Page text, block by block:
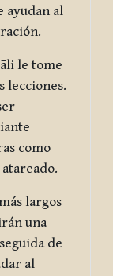
ayudan al
le tome
lecciones.
como
largos
una
de
al